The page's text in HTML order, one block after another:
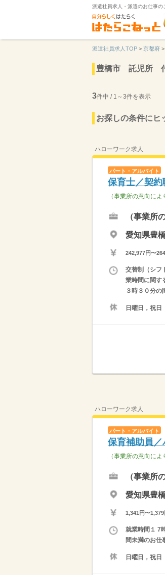
派遣社員求人・派遣のお仕事の
派遣社員求人TOP > 京都府 >
豊橋市 託児所
3件中 / 1～3件を表示
お探しの条件にヒ
ハローワーク求人
パート・アルバイト
保育士／契約
（事業所の意向によ
（事業所
愛知県豊
242,977円〜
交替制（シフ
業時間に関す
３時３０分の
日曜日，祝日
ハローワーク求人
パート・アルバイト
保育補助員
（事業所の意向によ
（事業所
愛知県豊
1,341円〜
就業時間１ 7
間未満のお仕
日曜日，祝日